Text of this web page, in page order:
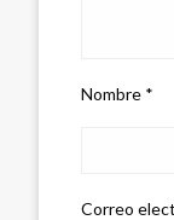
Nombre *
Correo